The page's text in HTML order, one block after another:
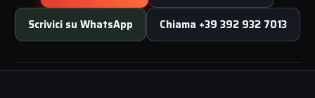
Scrivici su WhatsApp Chiama +39 392 932 7013